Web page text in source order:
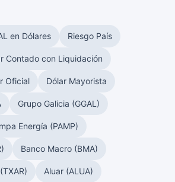
en Dólares Riesgo País
Contado con Liquidación
Oficial Dólar Mayorista
Grupo Galicia (GGAL)
Energía (PAMP)
Banco Macro (BMA)
Aluar (ALUA)